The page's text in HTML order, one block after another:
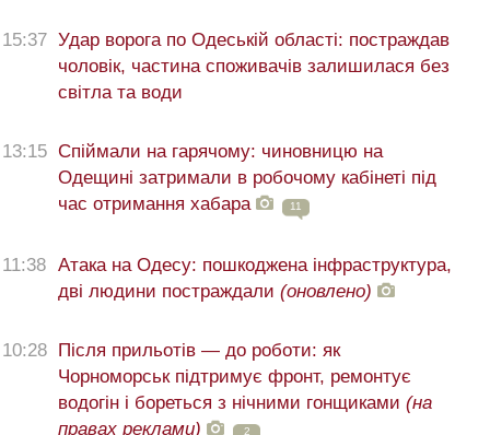
15:37 Удар ворога по Одеській області: постраждав
чоловік, частина споживачів залишилася без
світла та води
13:15 Спіймали на гарячому: чиновницю на
Одещині затримали в робочому кабінеті під
час отримання хабара
11
11:38 Атака на Одесу: пошкоджена інфраструктура,
дві людини постраждали (оновлено)
10:28 Після прильотів — до роботи: як
Чорноморськ підтримує фронт, ремонтує
водогін і бореться з нічними гонщиками (на
правах реклами)
2